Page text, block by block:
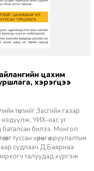
хэрэгцээ
төслийг Засгийн газар
мэдүүлж, УИХ-иас уг
билээ. Монгол
туссан хөрөнгө оруулалтын
судлаач Д.Баярмаа
талуудад хүргэж